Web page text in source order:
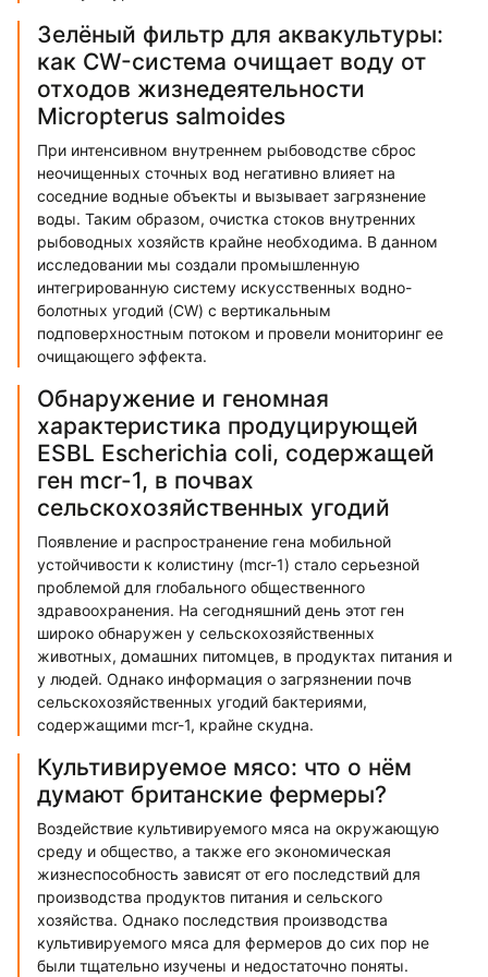
Зелёный фильтр для аквакультуры:
как CW-система очищает воду от
отходов жизнедеятельности
Micropterus salmoides
При интенсивном внутреннем рыбоводстве сброс
неочищенных сточных вод негативно влияет на
соседние водные объекты и вызывает загрязнение
воды. Таким образом, очистка стоков внутренних
рыбоводных хозяйств крайне необходима. В данном
исследовании мы создали промышленную
интегрированную систему искусственных водно-
болотных угодий (CW) с вертикальным
подповерхностным потоком и провели мониторинг ее
очищающего эффекта.
Обнаружение и геномная
характеристика продуцирующей
ESBL Escherichia coli, содержащей
ген mcr-1, в почвах
сельскохозяйственных угодий
Появление и распространение гена мобильной
устойчивости к колистину (mcr-1) стало серьезной
проблемой для глобального общественного
здравоохранения. На сегодняшний день этот ген
широко обнаружен у сельскохозяйственных
животных, домашних питомцев, в продуктах питания и
у людей. Однако информация о загрязнении почв
сельскохозяйственных угодий бактериями,
содержащими mcr-1, крайне скудна.
Культивируемое мясо: что о нём
думают британские фермеры?
Воздействие культивируемого мяса на окружающую
среду и общество, а также его экономическая
жизнеспособность зависят от его последствий для
производства продуктов питания и сельского
хозяйства. Однако последствия производства
культивируемого мяса для фермеров до сих пор не
были тщательно изучены и недостаточно поняты.